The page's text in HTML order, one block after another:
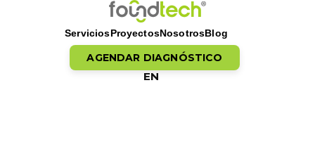
Servicios ProyectosNosotros Blog
AGENDAR DIAGNÓSTICO
EN